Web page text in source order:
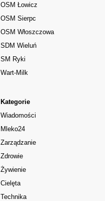
Kategorie
Wiadomości
Mleko24
Zarządzanie
Zdrowie
Żywienie
Cielęta
Technika
OSM Łowicz
OSM Sierpc
OSM Włoszczowa
SDM Wieluń
SM Ryki
Wart-Milk